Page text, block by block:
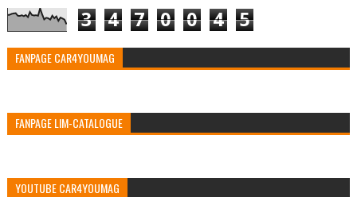
3 4 7 0 0 4 5
FANPAGE CAR4YOUMAG
FANPAGE LIM-CATALOGUE
YOUTUBE CAR4YOUMAG